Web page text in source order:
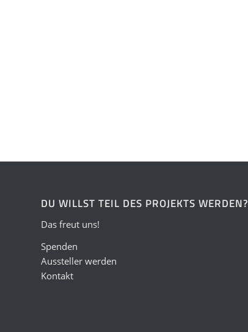
DU WILLST TEIL DES PROJEKTS WERDEN?
Das freut uns!
Spenden
Aussteller werden
Kontakt